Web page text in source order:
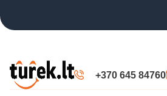
+370 645 84760